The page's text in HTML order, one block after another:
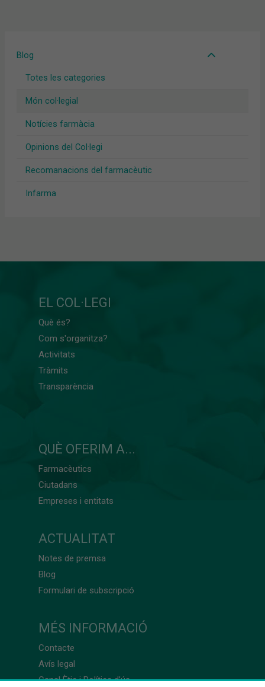
Blog
Totes les categories
Món col·legial
Notícies farmàcia
Opinions del Col·legi
Recomanacions del farmacèutic
Infarma
EL COL·LEGI
Què és?
Com s'organitza?
Activitats
Tràmits
Transparència
QUÈ OFERIM A...
Farmacèutics
Ciutadans
Empreses i entitats
ACTUALITAT
Notes de premsa
Blog
Formulari de subscripció
MÉS INFORMACIÓ
Contacte
Avís legal
Canal Ètic i Política d’ús